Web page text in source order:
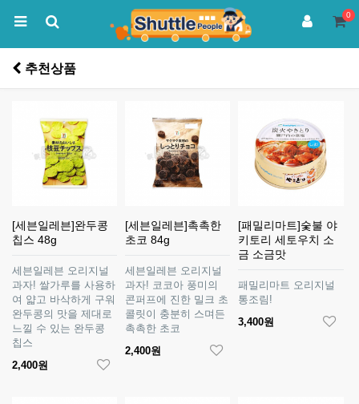
0
추천상품
[세븐일레븐]완두콩
칩스 48g
세븐일레븐 오리지널
과자! 쌀가루를 사용하
여 얇고 바삭하게 구워
완두콩의 맛을 제대로
느낄 수 있는 완두콩
칩스
2,400원
[세븐일레븐]촉촉한
초코 84g
세븐일레븐 오리지널
과자! 코코아 풍미의
콘퍼프에 진한 밀크 초
콜릿이 충분히 스며든
촉촉한 초코
2,400원
[패밀리마트]숯불 야
키토리 세토우치 소
금 소금맛
패밀리마트 오리지널
통조림!
3,400원